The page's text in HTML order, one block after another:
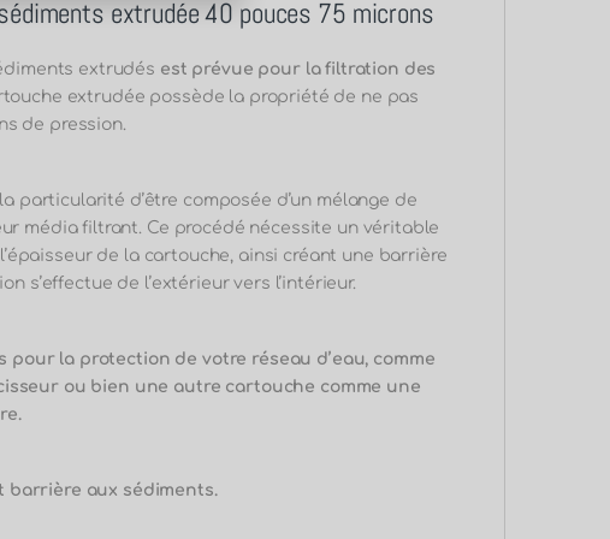
extrudée 40 pouces 75 microns
extrudés est prévue pour la filtration des
extrudée possède la propriété de ne pas
de pression.
particularité d’être composée d’un mélange de
média filtrant. Ce procédé nécessite un véritable
de la cartouche, ainsi créant une barrière
s’effectue de l’extérieur vers l’intérieur.
la protection de votre réseau d’eau, comme
ou bien une autre cartouche comme une
barrière aux sédiments.